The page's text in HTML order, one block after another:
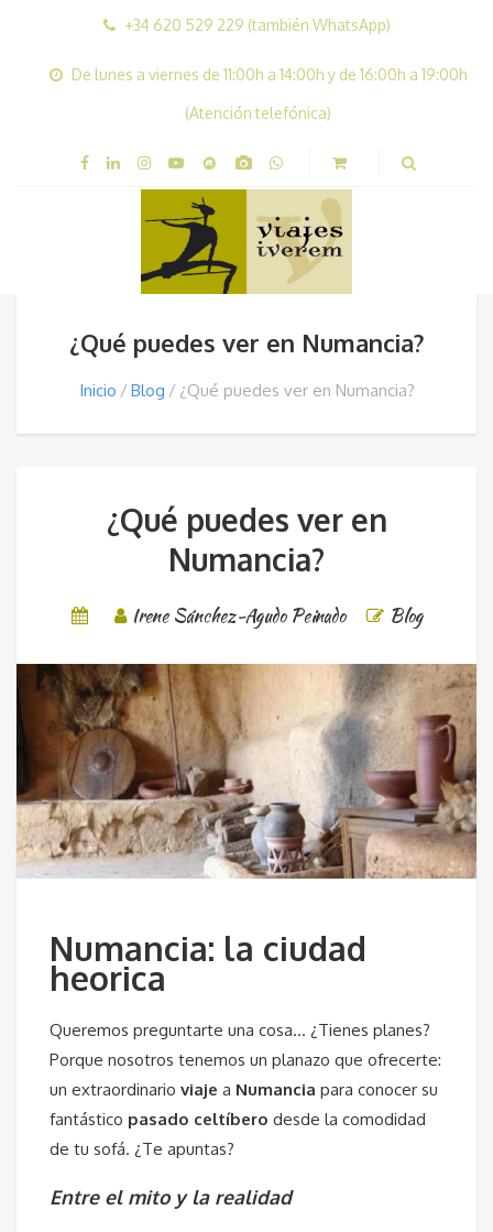
+34 620 529 229 (también WhatsApp)
De lunes a viernes de 11:00h a 14:00h y de 16:00h a 19:00h
(Atención telefónica)
¿Qué puedes ver en Numancia?
Inicio Blog ¿Qué puedes ver en Numancia?
¿Qué puedes ver en
Numancia?
Irene Sánchez-Agudo Peinado Blog
Numancia: la ciudad
heorica
Queremos preguntarte una cosa… ¿Tienes planes?
Porque nosotros tenemos un planazo que ofrecerte:
un extraordinario viaje a Numancia para conocer su
fantástico pasado celtíbero desde la comodidad
de tu sofá. ¿Te apuntas?
Entre el mito y la realidad